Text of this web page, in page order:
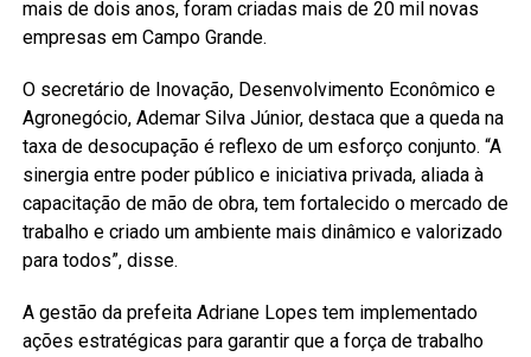
mais de dois anos, foram criadas mais de 20 mil novas
empresas em Campo Grande.
O secretário de Inovação, Desenvolvimento Econômico e
Agronegócio, Ademar Silva Júnior, destaca que a queda na
taxa de desocupação é reflexo de um esforço conjunto. “A
sinergia entre poder público e iniciativa privada, aliada à
capacitação de mão de obra, tem fortalecido o mercado de
trabalho e criado um ambiente mais dinâmico e valorizado
para todos”, disse.
A gestão da prefeita Adriane Lopes tem implementado
ações estratégicas para garantir que a força de trabalho